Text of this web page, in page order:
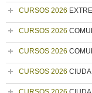
CURSOS 2026
CURSOS 2026
CURSOS 2026
CURSOS 2026